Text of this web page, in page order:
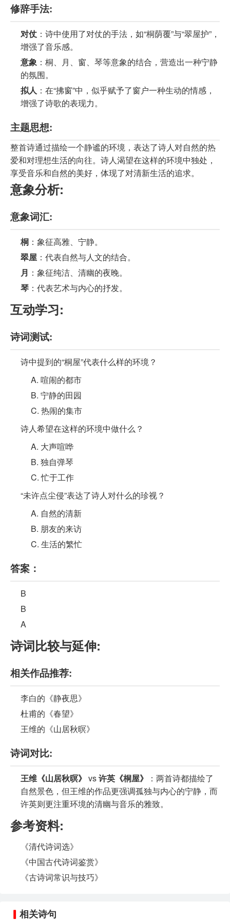
修辞手法:
对仗 ：诗中使用了对仗的手法，如“桐荫覆”与“翠屋护”，
增强了音乐感。
意象 ：桐、月、窗、琴等意象的结合，营造出一种宁静
的氛围。
拟人 ：在“拂窗”中，似乎赋予了窗户一种生动的情感，
增强了诗歌的表现力。
主题思想:
整首诗通过描绘一个静谧的环境，表达了诗人对自然的热
爱和对理想生活的向往。诗人渴望在这样的环境中独处，
享受音乐和自然的美好，体现了对清新生活的追求。
意象分析:
意象词汇:
桐 ：象征高雅、宁静。
翠屋 ：代表自然与人文的结合。
月 ：象征纯洁、清幽的夜晚。
琴 ：代表艺术与内心的抒发。
互动学习:
诗词测试:
诗中提到的“桐屋”代表什么样的环境？
A. 喧闹的都市
B. 宁静的田园
C. 热闹的集市
诗人希望在这样的环境中做什么？
A. 大声喧哗
B. 独自弹琴
C. 忙于工作
“未许点尘侵”表达了诗人对什么的珍视？
A. 自然的清新
B. 朋友的来访
C. 生活的繁忙
答案：
B
B
A
诗词比较与延伸:
相关作品推荐:
李白的《静夜思》
杜甫的《春望》
王维的《山居秋暝》
诗词对比:
王维《山居秋暝》 vs许英《桐屋》
：两首诗都描绘了
自然景色，但王维的作品更强调孤独与内心的宁静，而
许英则更注重环境的清幽与音乐的雅致。
参考资料:
《清代诗词选》
《中国古代诗词鉴赏》
《古诗词常识与技巧》
相关诗句